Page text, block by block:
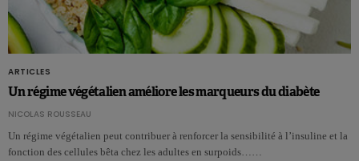
ARTICLES
Un régime végétalien améliore les marqueurs du diabète
NICOLAS ROUSSEAU
Un régime végétalien peut contribuer à renforcer la sensibilité à l’insuline et la
fonction des cellules bêta chez les adultes en surpoids……